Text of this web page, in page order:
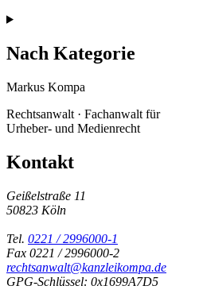
Nach Kategorie
Markus Kompa
Rechtsanwalt · Fachanwalt für
Urheber- und Medienrecht
Kontakt
Geißelstraße 11
50823 Köln
Tel. 0221 / 2996000-1
Fax 0221 / 2996000-2
rechtsanwalt@kanzleikompa.de
GPG-Schlüssel: 0x1699A7D5